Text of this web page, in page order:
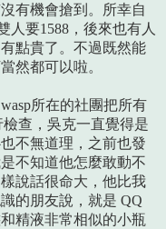
有機會搶到。所幸自
人要1588，後來也有人
點貴了。不過既然能
然都可以啦。
所在的社團把所有
查，吳克一直覺得是
不無道理，之前也發
不知道他怎麼敢動不
說話很命大，他比我
的朋友說，就是 QQ
精液非常相似的小瓶